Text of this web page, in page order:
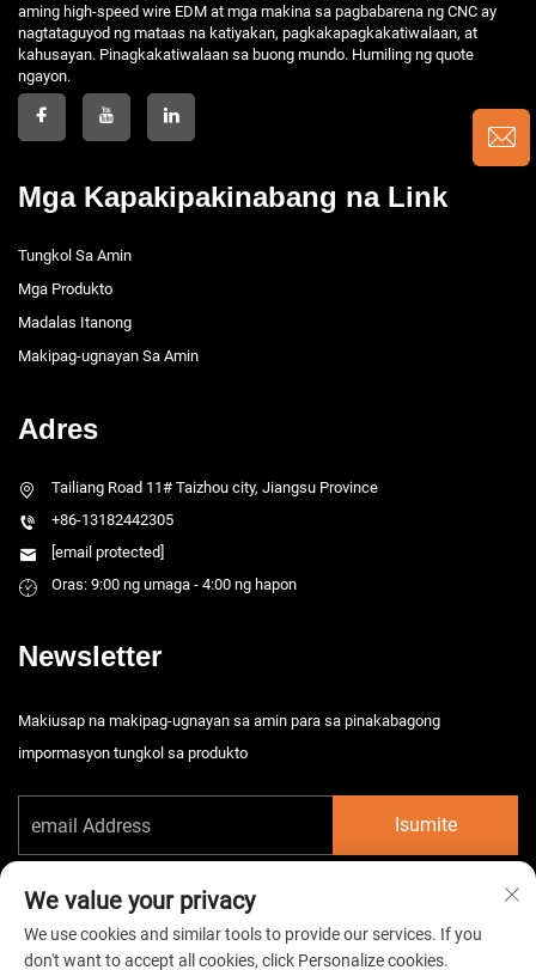
aming high-speed wire EDM at mga makina sa pagbabarena ng CNC ay
nagtataguyod ng mataas na katiyakan, pagkakapagkakatiwalaan, at
kahusayan. Pinagkakatiwalaan sa buong mundo. Humiling ng quote
ngayon.
Mga Kapakipakinabang na Link
Tungkol Sa Amin
Mga Produkto
Madalas Itanong
Makipag-ugnayan Sa Amin
Adres
Tailiang Road 11# Taizhou city, Jiangsu Province
+86-13182442305
[email protected]
Oras: 9:00 ng umaga - 4:00 ng hapon
Newsletter
Makiusap na makipag-ugnayan sa amin para sa pinakabagong
impormasyon tungkol sa produkto
Isumite
We value your privacy
We use cookies and similar tools to provide our services. If you
don't want to accept all cookies, click Personalize cookies.